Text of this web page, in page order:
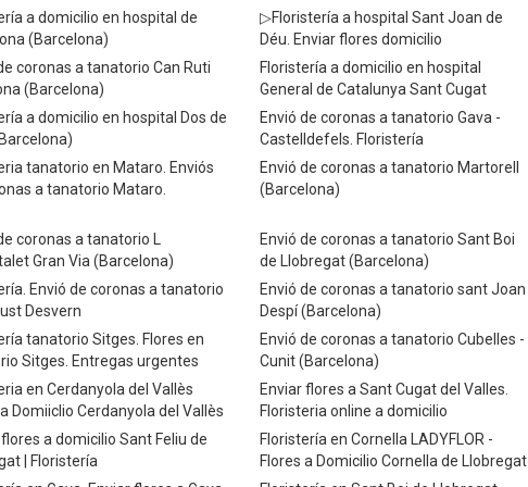
a domicilio en hospital de
(Barcelona)
▷Floristería a hospital Sant Joan de
Déu. Enviar flores domicilio
coronas a tanatorio Can Ruti
(Barcelona)
Floristería a domicilio en hospital
General de Catalunya Sant Cugat
a domicilio en hospital Dos de
Envió de coronas a tanatorio Gava -
Castelldefels. Floristería
tanatorio en Mataro. Enviós
a tanatorio Mataro.
Envió de coronas a tanatorio Martorell
(Barcelona)
coronas a tanatorio L
Gran Via (Barcelona)
Envió de coronas a tanatorio Sant Boi
de Llobregat (Barcelona)
Envió de coronas a tanatorio
Desvern
Envió de coronas a tanatorio sant Joan
Despí (Barcelona)
tanatorio Sitges. Flores en
Sitges. Entregas urgentes
Envió de coronas a tanatorio Cubelles -
Cunit (Barcelona)
en Cerdanyola del Vallès
Domiiclio Cerdanyola del Vallès
Enviar flores a Sant Cugat del Valles.
Floristeria online a domicilio
flores a domicilio Sant Feliu de
| Floristería
Floristería en Cornella LADYFLOR -
Flores a Domicilio Cornella de Llobregat